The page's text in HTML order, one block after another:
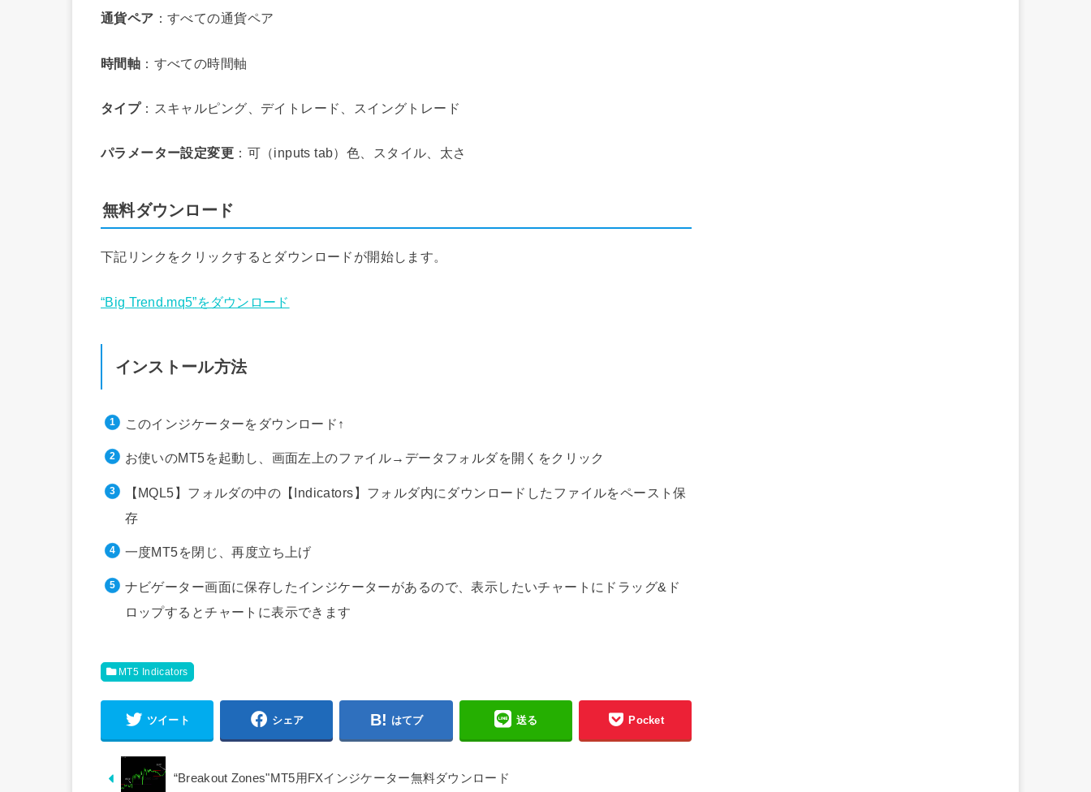
通貨ペア ：すべての通貨ペア
時間軸 ：すべての時間軸
タイプ：スキャルピング、デイトレード、スイングトレード
パラメーター設定変更 ：可（inputs tab）色、スタイル、太さ
無料ダウンロード
下記リンクをクリックするとダウンロードが開始します。
“Big Trend.mq5”をダウンロード
インストール方法
このインジケーターをダウンロード↑
お使いのMT5を起動し、画面左上のファイル→データフォルダを開くをクリック
【MQL5】フォルダの中の【Indicators】フォルダ内にダウンロードしたファイルをペースト保
存
一度MT5を閉じ、再度立ち上げ
ナビゲーター画面に保存したインジケーターがあるので、表示したいチャートにドラッグ&ド
ロップするとチャートに表示できます
MT5 Indicators
ツイート シェア はてブ 送る Pocket
“Breakout Zones"MT5用FXインジケーター無料ダウンロード